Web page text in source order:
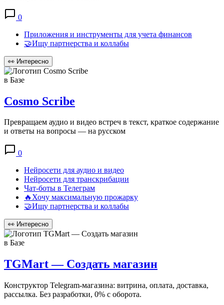
0
Приложения и инструменты для учета финансов
🤝Ищу партнерства и коллабы
👀 Интересно
в Базе
Cosmo Scribe
Превращаем аудио и видео встреч в текст, краткое содержание
и ответы на вопросы — на русском
0
Нейросети для аудио и видео
Нейросети для транскрибации
Чат-боты в Телеграм
🔥Хочу максимальную прожарку
🤝Ищу партнерства и коллабы
👀 Интересно
в Базе
TGMart — Создать магазин
Конструктор Telegram-магазина: витрина, оплата, доставка,
рассылка. Без разработки, 0% с оборота.